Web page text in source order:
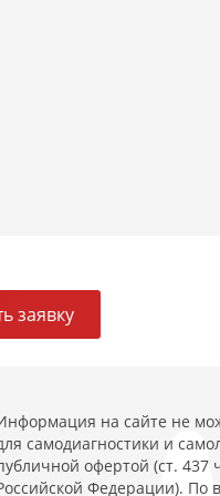
заявку
на сайте не
самодиагностики и
офертой (ст. 437
Федерации). По